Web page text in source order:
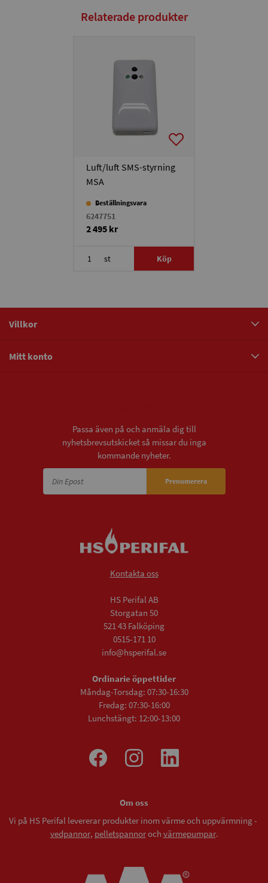
Relaterade produkter
Luft/luft SMS-styrning
MSA
Beställningsvara
6247751
2 495 kr
st Köp
Villkor
Mitt konto
Passa även på och anmäla dig till
nyhetsbrevsutskicket så missar du inga
kommande nyheter.
Prenumerera
Kontakta oss
HS Perifal AB
Storgatan 50
521 43 Falköping
0515-171 10
info@hsperifal.se
Ordinarie öppettider
Måndag-Torsdag: 07:30-16:30
Fredag: 07:30-16:00
Lunchstängt: 12:00-13:00
Om oss
Vi på HS Perifal levererar produkter inom värme och uppvärmning -
vedpannor, pelletspannoroch värmepumpar.